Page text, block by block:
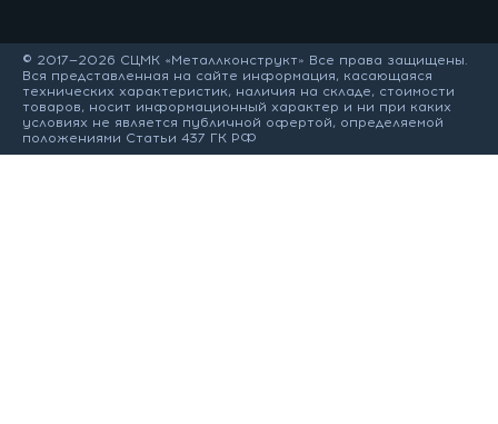
© 2017—2026 СЦМК «Металлконструкт» Все права защищены.
Вся представленная на сайте информация, касающаяся
технических характеристик, наличия на складе, стоимости
товаров, носит информационный характер и ни при каких
условиях не является публичной офертой, определяемой
положениями Статьи 437 ГК РФ